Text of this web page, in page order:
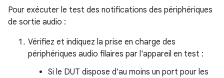
Pour exécuter le test des notifications des périphériques
de sortie audio :
Vérifiez et indiquez la prise en charge des
périphériques audio filaires par l'appareil en test :
Si le DUT dispose d'au moins un port pour les